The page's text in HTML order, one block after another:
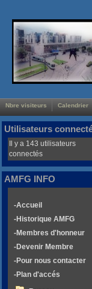
Nbre visiteurs Calendrier
Utilisateurs
Il y a 143 utilisateurs
connectés
AMFG INFO
-Accueil
-Historique AMFG
-Membres d'honneur
-Devenir Membre
-Pour nous contacter
-Plan d'accés